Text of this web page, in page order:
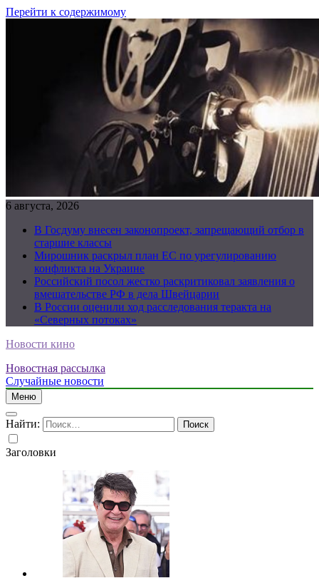
Перейти к содержимому
6 августа, 2026
В Госдуму внесен законопроект, запрещающий отбор в
старшие классы
Мирошник раскрыл план ЕС по урегулированию
конфликта на Украине
Российский посол жестко раскритиковал заявления о
вмешательстве РФ в дела Швейцарии
В России оценили ход расследования теракта на
«Северных потоках»
Новости кино
Новостная рассылка
Случайные новости
Меню
Найти:
Заголовки